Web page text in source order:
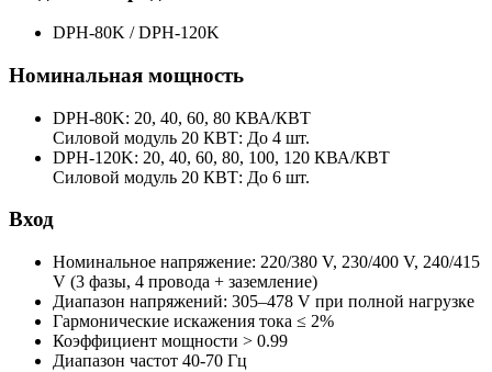
DPH-80K / DPH-120K
Номинальная мощность
DPH-80K: 20, 40, 60, 80 КВА/КВТ
Силовой модуль 20 КВТ: До 4 шт.
DPH-120K: 20, 40, 60, 80, 100, 120 КВА/КВТ
Силовой модуль 20 КВТ: До 6 шт.
Вход
Номинальное напряжение: 220/380 V, 230/400 V, 240/415
V (3 фазы, 4 провода + заземление)
Диапазон напряжений: 305–478 V при полной нагрузке
Гармонические искажения тока ≤ 2%
Коэффициент мощности > 0.99
Диапазон частот 40-70 Гц